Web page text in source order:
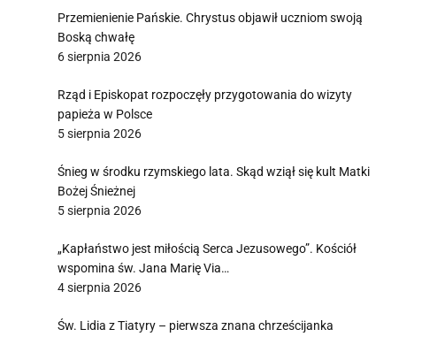
Przemienienie Pańskie. Chrystus objawił uczniom swoją
Boską chwałę
6 sierpnia 2026
Rząd i Episkopat rozpoczęły przygotowania do wizyty
papieża w Polsce
5 sierpnia 2026
Śnieg w środku rzymskiego lata. Skąd wziął się kult Matki
Bożej Śnieżnej
5 sierpnia 2026
„Kapłaństwo jest miłością Serca Jezusowego”. Kościół
wspomina św. Jana Marię Via…
4 sierpnia 2026
Św. Lidia z Tiatyry – pierwsza znana chrześcijanka